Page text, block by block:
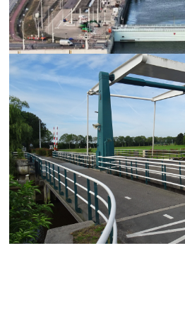
Nieuwe sluis